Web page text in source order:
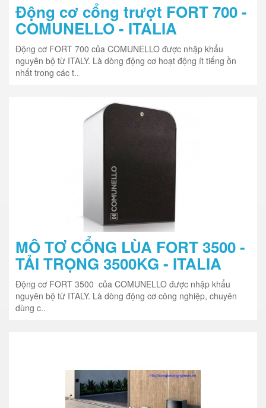
Động cơ cổng trượt FORT 700 -
COMUNELLO - ITALIA
Động cơ FORT 700 của COMUNELLO được nhập khẩu
nguyên bộ từ ITALY. Là dòng động cơ hoạt động ít tiếng ồn
nhất trong các t..
MÔ TƠ CỔNG LÙA FORT 3500 -
TẢI TRỌNG 3500KG - ITALIA
Động cơ FORT 3500 của COMUNELLO được nhập khẩu
nguyên bộ từ ITALY. Là dòng động cơ công nghiệp, chuyên
dùng c..